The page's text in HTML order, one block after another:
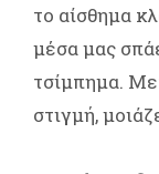
το αίσθημα
μέσα μας
τσίμπημα.
στιγμή,